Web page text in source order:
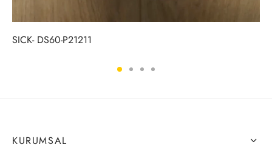
SICK- DS60-P21211
KURUMSAL